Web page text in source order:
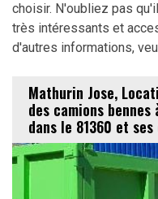
choisir. N'oubliez pas
très intéressants et
d'autres informations,
Mathurin Jose,
des camions bennes
dans le 81360 et